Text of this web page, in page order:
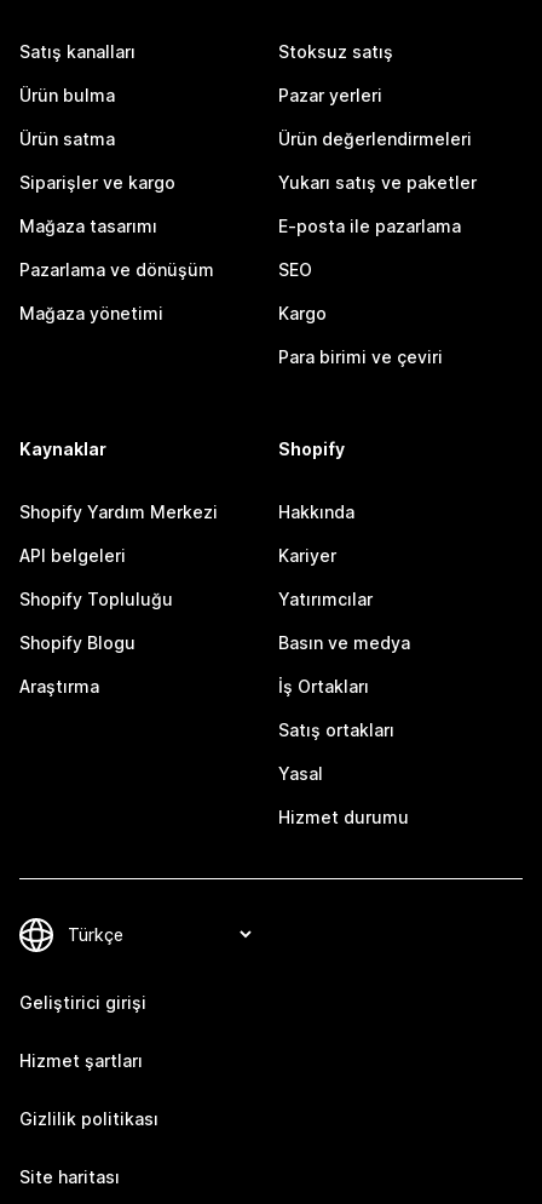
Satış kanalları
Ürün bulma
Ürün satma
Siparişler ve kargo
Mağaza tasarımı
Pazarlama ve dönüşüm
Mağaza yönetimi
Stoksuz satış
Pazar yerleri
Ürün değerlendirmeleri
Yukarı satış ve paketler
E-posta ile pazarlama
SEO
Kargo
Para birimi ve çeviri
Kaynaklar
Shopify Yardım Merkezi
API belgeleri
Shopify Topluluğu
Shopify Blogu
Araştırma
Shopify
Hakkında
Kariyer
Yatırımcılar
Basın ve medya
İş Ortakları
Satış ortakları
Yasal
Hizmet durumu
Geliştirici girişi
Hizmet şartları
Gizlilik politikası
Site haritası